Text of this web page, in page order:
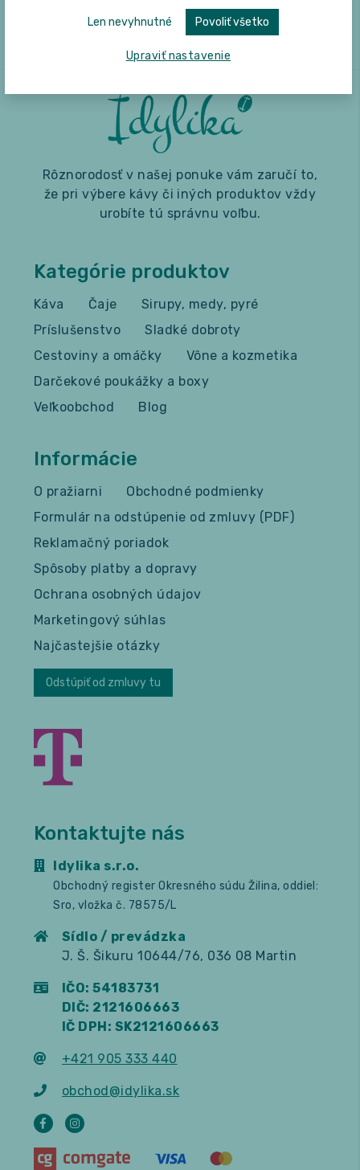
Rôznorodosť v našej ponuke vám zaručí to,
že pri výbere kávy či iných produktov vždy
urobíte tú správnu voľbu.
Kategórie produktov
Káva Čaje
Sirupy, medy, pyré
Príslušenstvo
Sladké dobroty
Cestoviny a omáčky
Vône a kozmetika
Darčekové poukážky a boxy
Veľkoobchod
Blog
Informácie
O pražiarni
Obchodné podmienky
Formulár na odstúpenie od zmluvy (PDF)
Reklamačný poriadok
Spôsoby platby a dopravy
Ochrana osobných údajov
Marketingový súhlas
Najčastejšie otázky
Odstúpiť od zmluvy tu
Kontaktujte nás
Idylika s.r.o.
Obchodný register Okresného súdu Žilina, oddiel:
Sro, vložka č. 78575/L
Sídlo / prevádzka
J. Š. Šikuru 10644/76, 036 08 Martin
IČO: 54183731
DIČ: 2121606663
IČ DPH: SK2121606663
+421 905 333 440
obchod@idylika.sk
Len nevyhnutné Povoliť všetko
Upraviť nastavenie